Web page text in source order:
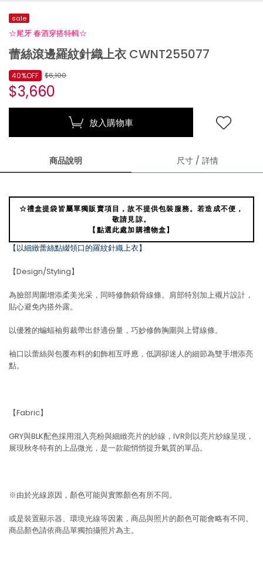
sale
☆尾牙 春酒穿搭特輯☆
蕾絲滾邊羅紋針織上衣 CWNT255077
$6,100
$3,660
40%OFF
放入購物車
商品說明 尺寸 / 詳情
☆禮盒提袋皆屬單獨販賣項目，故不提供包裝服務。若造成不便，
敬請見諒。
【點選此處加購禮物盒】
【以細緻蕾絲點綴領口的羅紋針織上衣】
【Design/Styling】
為臉部周圍增添柔美光采，同時修飾鎖骨線條。肩部特別加上襯片設計，
貼心避免內搭外露。
以優雅的蝙蝠袖剪裁帶出舒適份量，巧妙修飾胸圍與上臂線條。
袖口以蕾絲與包覆布料的釦飾相互呼應，低調卻迷人的細節為雙手增添亮
點。
【Fabric】
GRY與BLK配色採用混入亮粉與細緻亮片的紗線，IVR則以亮片紗線呈現，
展現秋冬特有的上品微光，是一款能悄悄提升氣質的單品。
※由於光線原因，顏色可能與實際顏色有所不同。
或是裝置顯示器、環境光線等因素，商品與照片的顏色可能會略有不同。
商品顏色請依商品單獨拍攝照片為主。